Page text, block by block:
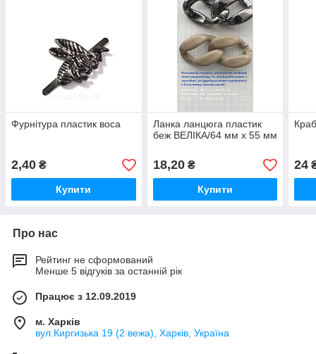
Фурнітура пластик воса
2,40 ₴
Купити
Ланка ланцюга пластик
беж ВЕЛІКА/64 мм х 55 мм
18,20₴
Купити
24
Про нас
Рейтинг не сформований
Менше 5 відгуків за останній рік
Працює з 12.09.2019
м. Харків
вул.Киргизька 19 (2 вежа), Харків, Україна